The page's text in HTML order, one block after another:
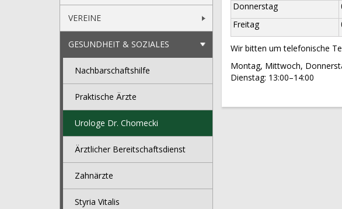
VEREINE
GESUNDHEIT & SOZIALES
Nachbarschaftshilfe
Praktische Ärzte
Urologe Dr. Chomecki
Ärztlicher Bereitschaftsdienst
Zahnärzte
Styria Vitalis
Donnerstag
Freitag
Wir bitten um telefonische
Montag, Mittwoch,
Dienstag: 13:00–14:00